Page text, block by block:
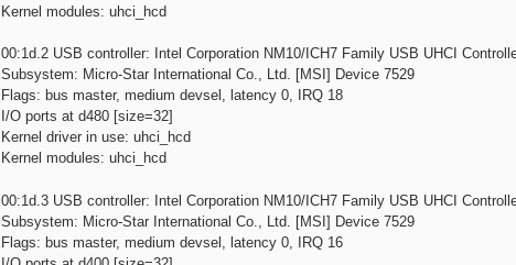
Kernel modules: uhci_hcd
00:1d.2 USB controller: Intel Corporation NM10/ICH7 Family USB UHCI
Subsystem: Micro-Star International Co., Ltd. [MSI] Device 7529
Flags: bus master, medium devsel, latency 0, IRQ 18
I/O ports at d480 [size=32]
Kernel driver in use: uhci_hcd
Kernel modules: uhci_hcd
00:1d.3 USB controller: Intel Corporation NM10/ICH7 Family USB UHCI
Subsystem: Micro-Star International Co., Ltd. [MSI] Device 7529
Flags: bus master, medium devsel, latency 0, IRQ 16